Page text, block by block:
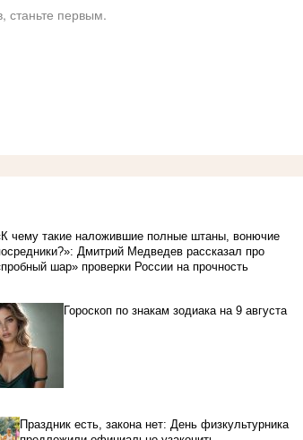
станьте первым.
чему такие наложившие полные штаны, вонючие
Дмитрий Медведев рассказал про
шар» проверки России на прочность
Гороскоп по знакам зодиака на 9 августа
Праздник есть, закона нет: День физкультурника